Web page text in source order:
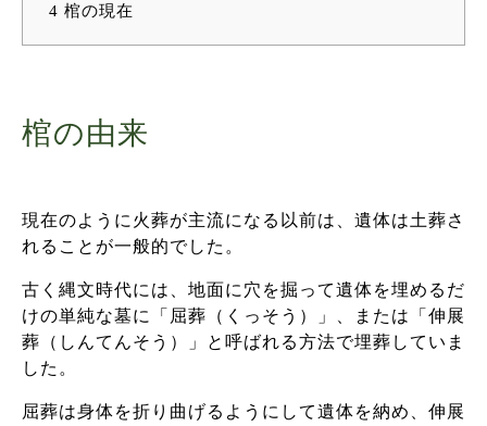
4 棺の現在
棺の由来
現在のように火葬が主流になる以前は、遺体は土葬さ
れることが一般的でした。
古く縄文時代には、地面に穴を掘って遺体を埋めるだ
けの単純な墓に「屈葬（くっそう）」、または「伸展
葬（しんてんそう）」と呼ばれる方法で埋葬していま
した。
屈葬は身体を折り曲げるようにして遺体を納め、伸展